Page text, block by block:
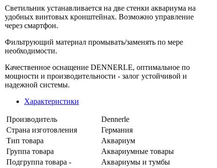
Светильник устанавливается на две стенки аквариума на
удобных винтовых кронштейнах. Возможно управление
через смартфон.
Фильтрующий материал промывать/заменять по мере
необходимости.
Качественное оснащение DENNERLE, оптимальное по
мощности и производительности - залог устойчивой и
надежной системы.
Характеристики
Производитель
Dennerle
Страна изготовления
Германия
Тип товара
Аквариум
Группа товара
Аквариумные товары
Подгруппа товара -
Аквариумы и тумбы